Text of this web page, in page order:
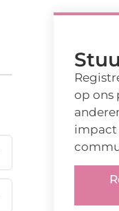
op ons
impact